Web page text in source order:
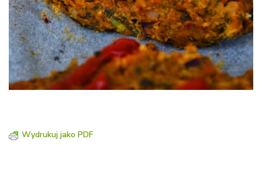
Wydrukuj jako PDF